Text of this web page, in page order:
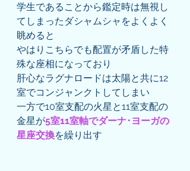
学生であることから鑑定時は無視し
てしまったダシャムシャをよくよく
眺めると
やはりこちらでも配置が矛盾した特
殊な座相になっており
肝心なラグナロードは太陽と共に12
室でコンジャンクトしてしまい
一方で10室支配の火星と11室支配の
金星が5室11室軸でダーナ･ヨーガの
星座交換を繰り出す